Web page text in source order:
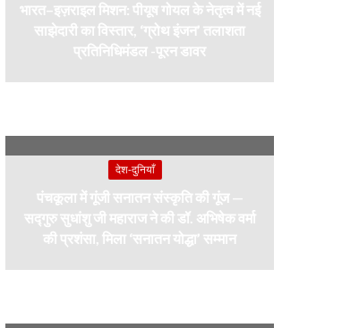
भारत–इज़राइल मिशन: पीयूष गोयल के नेतृत्व में नई
साझेदारी का विस्तार, ‘ग्रोथ इंजन’ तलाशता
प्रतिनिधिमंडल -पूरन डावर
देश-दुनियाँ
पंचकूला में गूंजी सनातन संस्कृति की गूंज —
सद्गुरु सुधांशु जी महाराज ने की डॉ. अभिषेक वर्मा
की प्रशंसा, मिला ‘सनातन योद्धा’ सम्मान